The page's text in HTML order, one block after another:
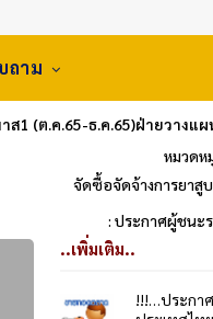
ถาม
1 (ต.ค.65-ธ.ค.65)ฝ่ายวางแ
หมวดห
จัดซื้อจัดจ้างการยาสู
: ประกาศผู้ชนะ
..เพิ่มเติม..
!!!…ประกา